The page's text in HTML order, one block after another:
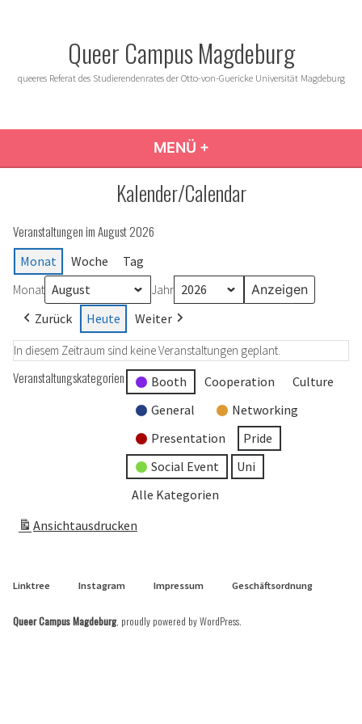
Queer Campus Magdeburg
queeres Referat des Studierendenrates der Otto-von-Guericke Universität Magdeburg
MENÜ +
Kalender/Calendar
Veranstaltungen im August 2026
Monat Woche Tag
Monat Jahr
Zurück Heute Weiter
In diesem Zeitraum sind keine Veranstaltungen geplant.
Veranstaltungskategorien Booth Cooperation
Culture
General
Networking
Presentation
Pride
Social Event
Uni
Alle Kategorien
Ansichtausdrucken
Linktree Instagram Impressum Geschäftsordnung
Queer Campus Magdeburg, proudly powered by WordPress.